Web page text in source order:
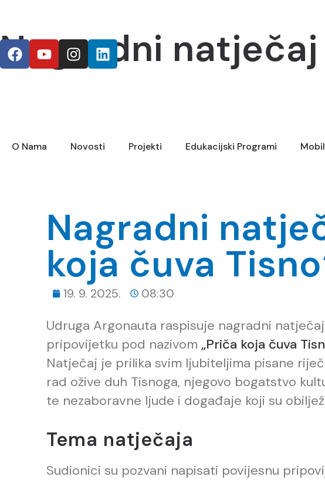
O Nama Novosti Projekti Edukacijski Programi
Nagradni natječaj
Nagradni
koja čuva
19. 9. 2025. 08:30
Udruga Argonauta raspisuje nagradni
pripovijetku pod nazivom „Priča koja čuva
Natječaj je prilika svim ljubiteljima pisane
rad ožive duh Tisnoga, njegovo bogatstvo
te nezaboravne ljude i događaje koji su
Tema natječaja
Sudionici su pozvani napisati povijesnu